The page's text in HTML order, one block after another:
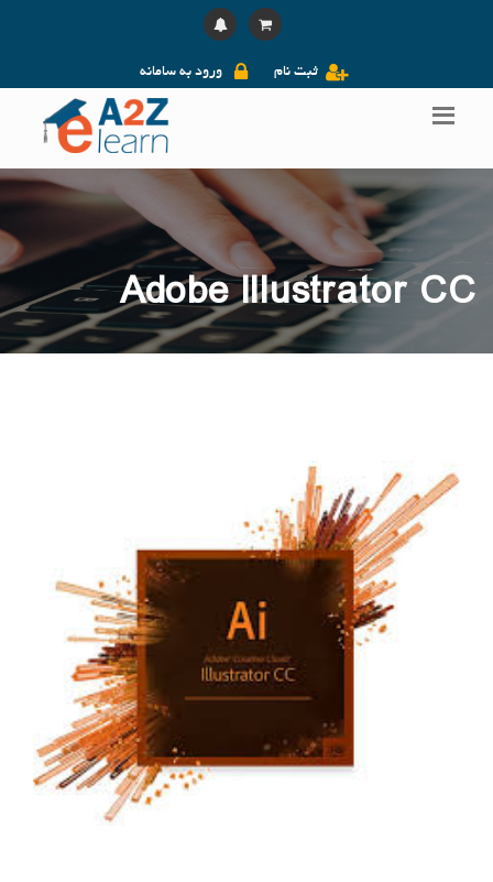
ورود به سامانه ثبت نام
Adobe Illustrator CC